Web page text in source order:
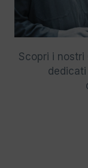
Scopri i nostri